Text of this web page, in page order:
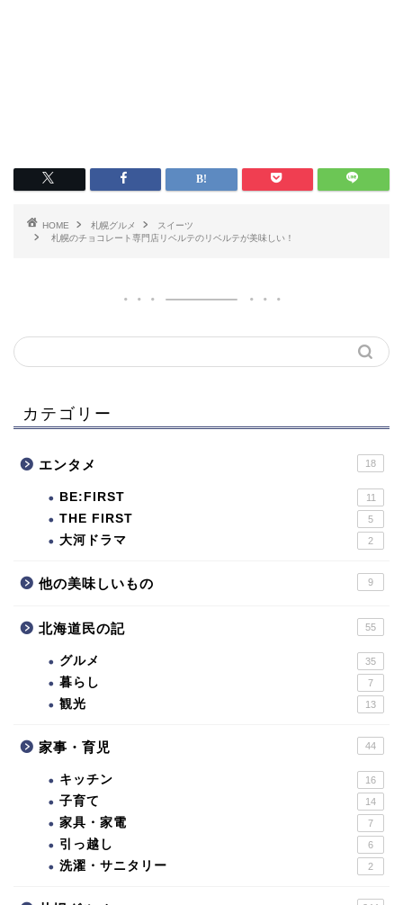
HOME 札幌グルメ
スイーツ
札幌のチョコレート専門店リベルテのリベルテが美味しい！
カテゴリー
エンタメ 18
BE:FIRST 11
THE FIRST 5
大河ドラマ 2
他の美味しいもの 9
北海道民の記 55
グルメ 35
暮らし 7
観光 13
家事・育児 44
キッチン 16
子育て 14
家具・家電 7
引っ越し 6
洗濯・サニタリー 2